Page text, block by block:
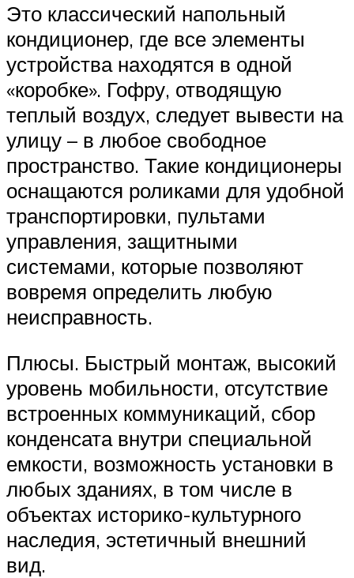
Это классический напольный
кондиционер, где все элементы
устройства находятся в одной
«коробке». Гофру, отводящую
теплый воздух, следует вывести на
улицу – в любое свободное
пространство. Такие кондиционеры
оснащаются роликами для удобной
транспортировки, пультами
управления, защитными
системами, которые позволяют
вовремя определить любую
неисправность.
Плюсы. Быстрый монтаж, высокий
уровень мобильности, отсутствие
встроенных коммуникаций, сбор
конденсата внутри специальной
емкости, возможность установки в
любых зданиях, в том числе в
объектах историко-культурного
наследия, эстетичный внешний
вид.